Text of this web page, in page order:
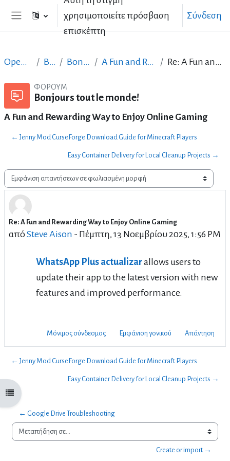
Μετάβαση στο κεντρικό περιεχόμενο
Πλευρικός πίνακας
χρησιμοποιείτε πρόσβαση
επισκέπτη
Σύνδεση
Άνοιγμα ευρετηρίου μαθήματος
Open Courses in English Basic ICT Skills Bonjours tout le monde! A Fun and Rewarding Way to Enjoy Online Gaming Re: A Fun and Rewarding Way to Enjoy Online Gaming
ΦΌΡΟΥΜ
Bonjours tout le monde!
A Fun and Rewarding Way to Enjoy Online Gaming
← Jenny Mod CurseForge Download Guide for Minecraft Players
Easy Container Delivery for Local Cleanup Projects →
Λειτουργία εμφάνισης
Re: A Fun and Rewarding Way to Enjoy Online Gaming
απόSteve Aison - Πέμπτη, 13 Νοεμβρίου 2025, 1:56 PM
Αριθμός απαντήσεων: 0
WhatsApp Plus actualizarallows users to
update their app to the latest version with new
features and improved performance.
Μόνιμος σύνδεσμος Εμφάνιση γονικού Απάντηση
← Jenny Mod CurseForge Download Guide for Minecraft Players
Easy Container Delivery for Local Cleanup Projects →
← Google Drive Troubleshooting
Μεταπήδηση σε...
Create or import →